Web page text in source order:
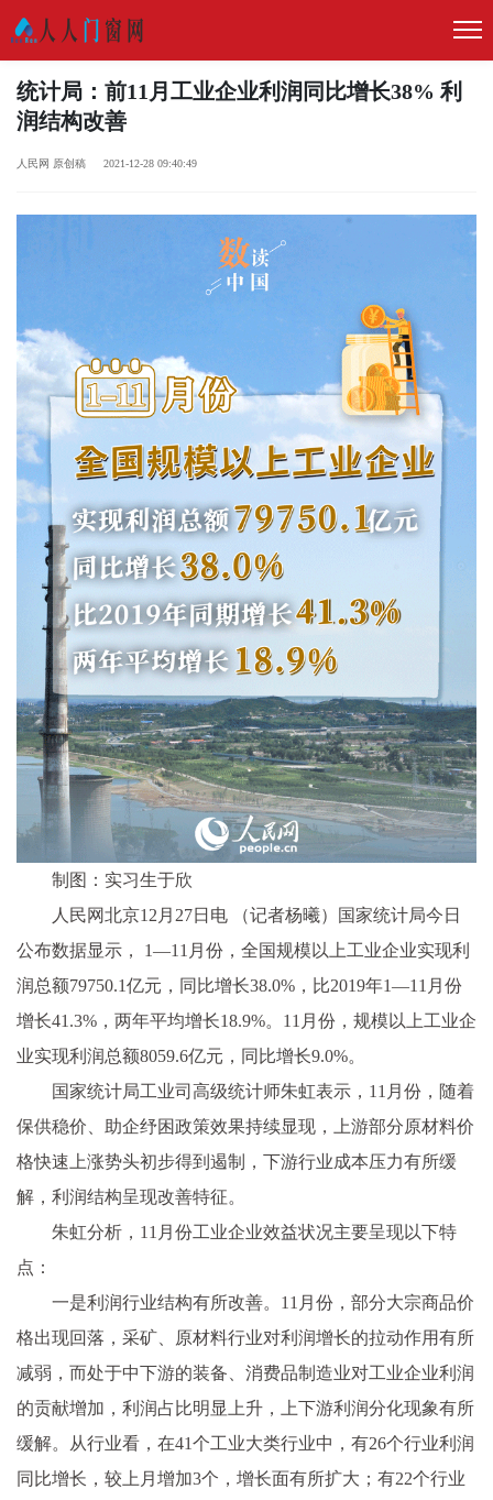
统计局：前11月工业企业利润同比增长38% 利
润结构改善
人民网 原创稿 2021-12-28 09:40:49
制图：实习生于欣
人民网北京12月27日电 （记者杨曦）国家统计局今日
公布数据显示， 1—11月份，全国规模以上工业企业实现利
润总额79750.1亿元，同比增长38.0%，比2019年1—11月份
增长41.3%，两年平均增长18.9%。11月份，规模以上工业企
业实现利润总额8059.6亿元，同比增长9.0%。
国家统计局工业司高级统计师朱虹表示，11月份，随着
保供稳价、助企纾困政策效果持续显现，上游部分原材料价
格快速上涨势头初步得到遏制，下游行业成本压力有所缓
解，利润结构呈现改善特征。
朱虹分析，11月份工业企业效益状况主要呈现以下特
点：
一是利润行业结构有所改善。11月份，部分大宗商品价
格出现回落，采矿、原材料行业对利润增长的拉动作用有所
减弱，而处于中下游的装备、消费品制造业对工业企业利润
的贡献增加，利润占比明显上升，上下游利润分化现象有所
缓解。从行业看，在41个工业大类行业中，有26个行业利润
同比增长，较上月增加3个，增长面有所扩大；有22个行业